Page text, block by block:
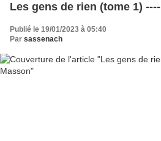
Les gens de rien (tome 1)
Publié le 19/01/2023 à 05:40
Par sassenach